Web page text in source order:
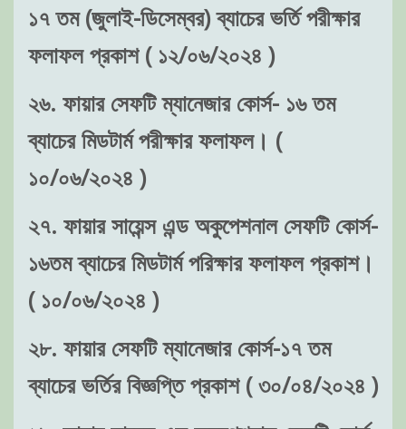
১৭ তম (জুলাই-ডিসেম্বর) ব্যাচের ভর্তি পরীক্ষার
ফলাফল প্রকাশ ( ১২/০৬/২০২৪ )
২৬. ফায়ার সেফটি ম্যানেজার কোর্স- ১৬ তম
ব্যাচের মিডটার্ম পরীক্ষার ফলাফল। (
১০/০৬/২০২৪ )
২৭. ফায়ার সায়েন্স এন্ড অকুপেশনাল সেফটি কোর্স-
১৬তম ব্যাচের মিডটার্ম পরিক্ষার ফলাফল প্রকাশ।
( ১০/০৬/২০২৪ )
২৮. ফায়ার সেফটি ম্যানেজার কোর্স-১৭ তম
ব্যাচের ভর্তির বিজ্ঞপ্তি প্রকাশ ( ৩০/০৪/২০২৪ )